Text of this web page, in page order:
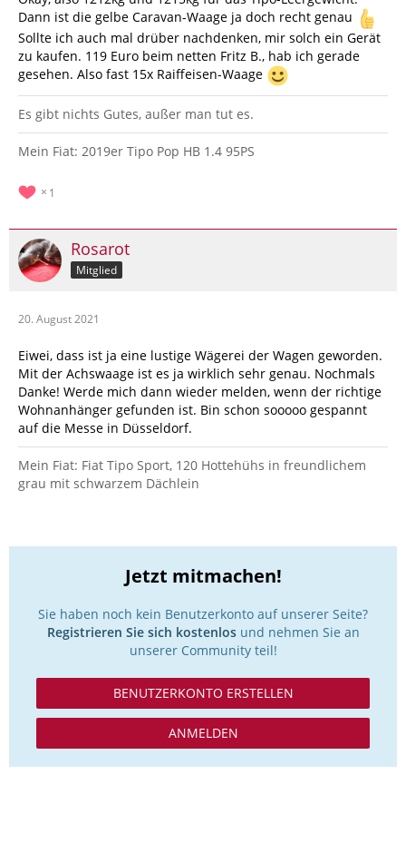
Dann ist die gelbe Caravan-Waage ja doch recht genau
Sollte ich auch mal drüber nachdenken, mir solch ein Gerät
zu kaufen. 119 Euro beim netten Fritz B., hab ich gerade
gesehen. Also fast 15x Raiffeisen-Waage
Es gibt nichts Gutes, außer man tut es.
Mein Fiat: 2019er Tipo Pop HB 1.4 95PS
1
Rosarot
Mitglied
20. August 2021
Eiwei, dass ist ja eine lustige Wägerei der Wagen geworden.
Mit der Achswaage ist es ja wirklich sehr genau. Nochmals
Danke! Werde mich dann wieder melden, wenn der richtige
Wohnanhänger gefunden ist. Bin schon sooooo gespannt
auf die Messe in Düsseldorf.
Mein Fiat: Fiat Tipo Sport, 120 Hottehühs in freundlichem
grau mit schwarzem Dächlein
Jetzt mitmachen!
Sie haben noch kein Benutzerkonto auf unserer Seite?
Registrieren Sie sich kostenlosund nehmen Sie an
unserer Community teil!
BENUTZERKONTO ERSTELLEN
ANMELDEN